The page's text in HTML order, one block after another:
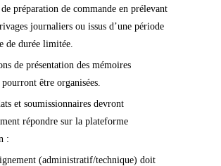
préparation de commande en prélevant
journaliers ou issus d’une période
de durée limitée.
de présentation des mémoires
être organisées.
et soumissionnaires devront
répondre sur la plateforme
:
(administratif/technique) doit